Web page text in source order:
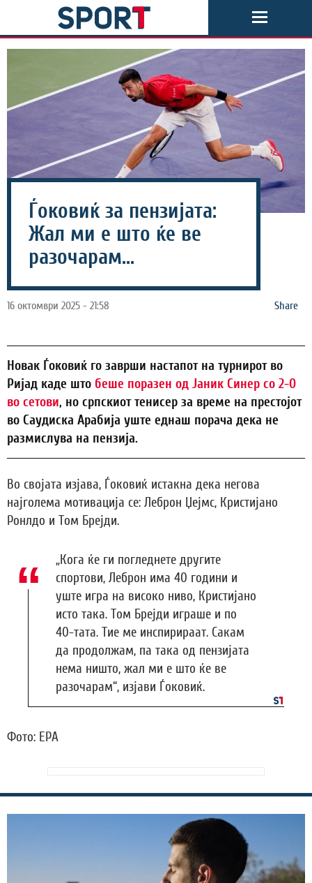
Ѓоковиќ за пензијата:
Жал ми е што ќе ве
разочарам...
16 октомври 2025 - 21:58 Share
Новак Ѓоковиќ го заврши настапот на турнирот во
Ријад каде што беше поразен од Јаник Синер со 2-0
во сетови, но српскиот тенисер за време на престојот
во Саудиска Арабија уште еднаш порача дека не
размислува на пензија.
Во својата изјава, Ѓоковиќ истакна дека негова
најголема мотивација се: Леброн Џејмс, Кристијано
Ронлдо и Том Брејди.
„Кога ќе ги погледнете другите
спортови, Леброн има 40 години и
уште игра на високо ниво, Кристијано
исто така. Том Брејди играше и по
40-тата. Тие ме инспирираат. Сакам
да продолжам, па така од пензијата
нема ништо, жал ми е што ќе ве
разочарам“, изјави Ѓоковиќ.
Фото: EPA